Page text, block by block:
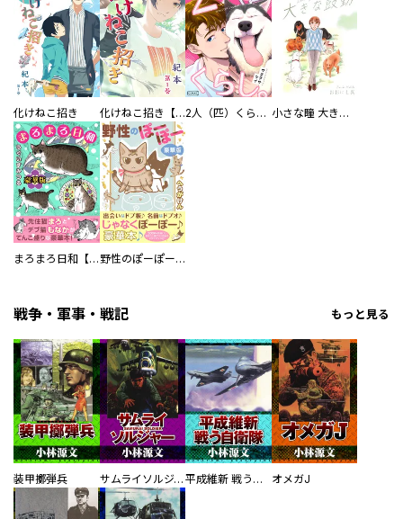
化けねこ招き 化けねこ招き【描きおろし付合冊版】 2人（匹）くらし。 小さな瞳 大きな鼓動
まろまろ日和【豪華版】 野性のぽーぽー【豪華版】
戦争・軍事・戦記 もっと見る
装甲擲弾兵 サムライソルジャー SAMURAI SOLDIER 平成維新 戦う自衛隊 オメガJ